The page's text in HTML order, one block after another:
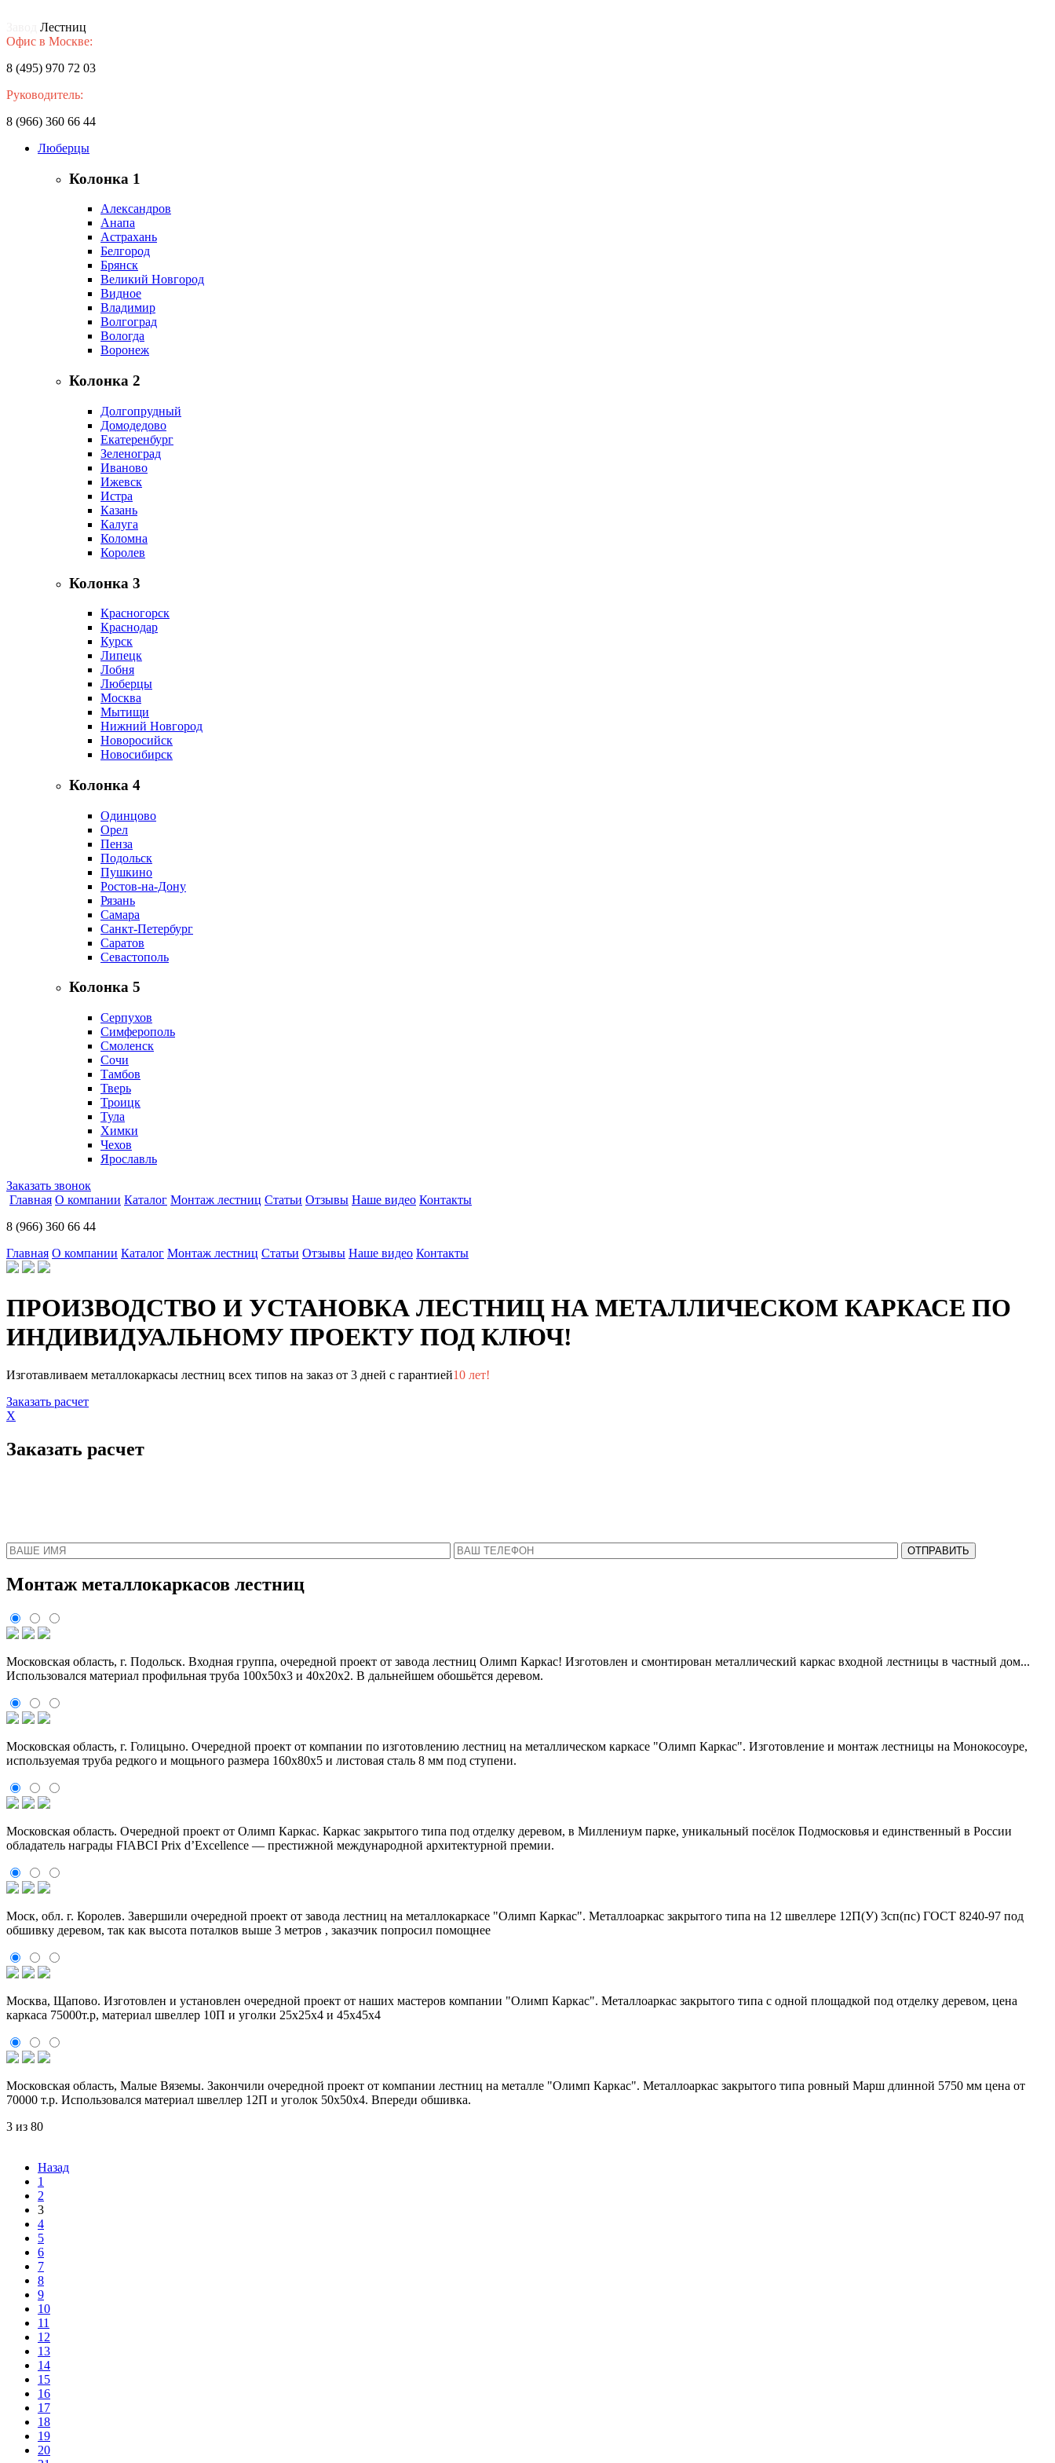
Лестниц
Офис в Москве:
8 (495) 970 72 03
Руководитель:
8 (966) 360 66 44
Люберцы
Колонка 1
Александров
Анапа
Астрахань
Белгород
Брянск
Великий Новгород
Видное
Владимир
Волгоград
Вологда
Воронеж
Колонка 2
Долгопрудный
Домодедово
Екатеренбург
Зеленоград
Иваново
Ижевск
Истра
Казань
Калуга
Коломна
Королев
Колонка 3
Красногорск
Краснодар
Курск
Липецк
Лобня
Люберцы
Москва
Мытищи
Нижний Новгород
Новоросийск
Новосибирск
Колонка 4
Одинцово
Орел
Пенза
Подольск
Пушкино
Ростов-на-Дону
Рязань
Самара
Санкт-Петербург
Саратов
Севастополь
Колонка 5
Серпухов
Симферополь
Смоленск
Сочи
Тамбов
Тверь
Троицк
Тула
Химки
Чехов
Ярославль
Заказать звонок
Главная О компании Каталог Монтаж лестниц Статьи Отзывы Наше видео Контакты
8 (966) 360 66 44
Главная О компании Каталог Монтаж лестниц Статьи Отзывы Наше видео Контакты
ПРОИЗВОДСТВО И УСТАНОВКА ЛЕСТНИЦ НА МЕТАЛЛИЧЕСКОМ КАРКАСЕ ПО
ИНДИВИДУАЛЬНОМУ ПРОЕКТУ ПОД КЛЮЧ!
Изготавливаем металлокаркасы лестниц всех типов на заказ от 3 дней с гарантией10 лет!
Заказать расчет
X
Заказать расчет
Монтаж металлокаркасов лестниц
Московская область, г. Подольск. Входная группа, очередной проект от завода лестниц Олимп Каркас! Изготовлен и смонтирован металлический каркас входной лестницы в частный дом...
Использовался материал профильная труба 100х50х3 и 40х20х2. В дальнейшем обошьётся деревом.
Московская область, г. Голицыно. Очередной проект от компании по изготовлению лестниц на металлическом каркасе "Олимп Каркас". Изготовление и монтаж лестницы на Монокосоуре,
используемая труба редкого и мощьного размера 160х80х5 и листовая сталь 8 мм под ступени.
Московская область. Очередной проект от Олимп Каркас. Каркас закрытого типа под отделку деревом, в Миллениум парке, уникальный посёлок Подмосковья и единственный в России
обладатель награды FIABCI Prix d’Excellence — престижной международной архитектурной премии.
Моск, обл. г. Королев. Завершили очередной проект от завода лестниц на металлокаркасе "Олимп Каркас". Металлоаркас закрытого типа на 12 швеллере 12П(У) 3сп(пс) ГОСТ 8240-97 под
обшивку деревом, так как высота поталков выше 3 метров , заказчик попросил помощнее
Москва, Щапово. Изготовлен и установлен очередной проект от наших мастеров компании "Олимп Каркас". Металлоаркас закрытого типа с одной площадкой под отделку деревом, цена
каркаса 75000т.р, материал швеллер 10П и уголки 25х25х4 и 45х45х4
Московская область, Малые Вяземы. Закончили очередной проект от компании лестниц на металле "Олимп Каркас". Металлоаркас закрытого типа ровный Марш длинной 5750 мм цена от
70000 т.р. Использовался материал швеллер 12П и уголок 50х50х4. Впереди обшивка.
3 из 80
Назад
1
2
3
4
5
6
7
8
9
10
11
12
13
14
15
16
17
18
19
20